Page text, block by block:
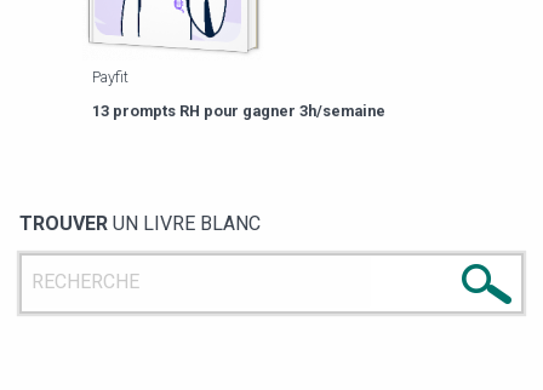
Payfit
13 prompts RH pour gagner 3h/semaine
TROUVER UN LIVRE BLANC